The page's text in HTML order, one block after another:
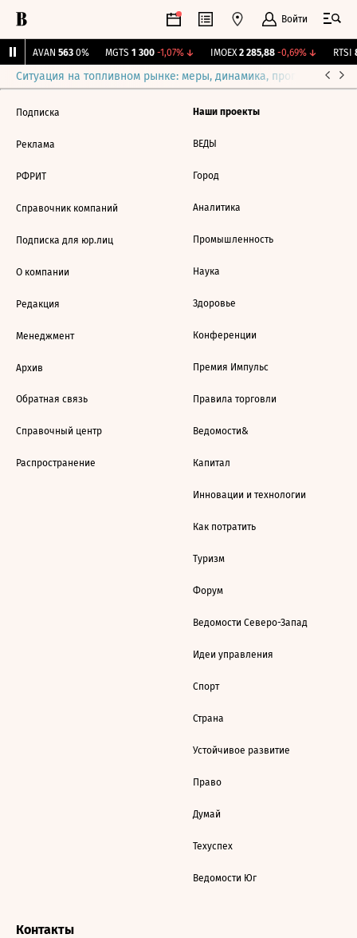
Войти
AVAN 563 0% MGTS 1 300 -1,07%↓ IMOEX 2 285,88 -0,69%↓ RTSI
Ситуация на топливном рынке: меры, динамика, прогнозы
Подписка
Реклама
РФРИТ
Справочник компаний
Подписка для юр.лиц
О компании
Редакция
Менеджмент
Архив
Обратная связь
Справочный центр
Распространение
Наши проекты
ВЕДЫ
Город
Аналитика
Промышленность
Наука
Здоровье
Конференции
Премия Импульс
Правила торговли
Ведомости&
Капитал
Инновации и технологии
Как потратить
Туризм
Форум
Ведомости Северо-Запад
Идеи управления
Спорт
Страна
Устойчивое развитие
Право
Думай
Техуспех
Ведомости Юг
Контакты